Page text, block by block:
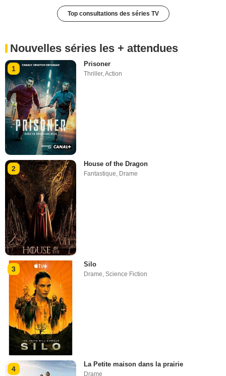
Top consultations des séries TV
Nouvelles séries les + attendues
1
Prisoner
Thriller,Action
2
House of the Dragon
Fantastique, Drame
3
Silo
Drame ,Science Fiction
4
La Petite maison dans la prairie
Drame